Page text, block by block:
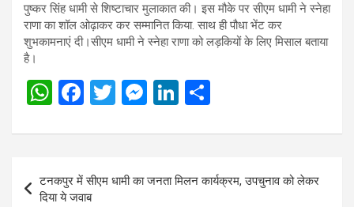
पुष्कर सिंह धामी से शिष्टाचार मुलाकात की। इस मौके पर सीएम धामी ने स्नेहा
राणा का शॉल ओढ़ाकर कर सम्मानित किया. साथ ही पौधा भेंट कर
शुभकामनाएं दी।सीएम धामी ने स्नेहा राणा को लड़कियों के लिए मिसाल बताया
है।
W
at
A
F
ce
b
o
T
tt
er
M
se
g
Li
ke
dI
n
ar
e
navigation
टनकपुर में सीएम धामी का जनता मिलन कार्यक्रम, उपचुनाव को लेकर
दिया ये जवाब